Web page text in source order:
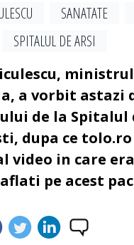
SANATATE
SPITALUL DE ARSI
a vorbit astazi
de la Spitalul
dupa ce
video in care
pe acest